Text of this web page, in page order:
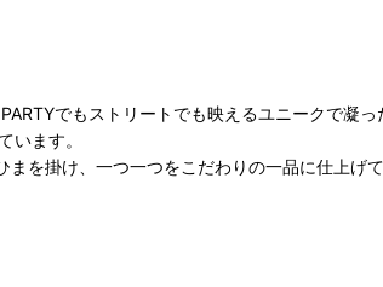
でもストリートでも映えるユニークで凝
います。
を掛け、一つ一つをこだわりの一品に仕上げて